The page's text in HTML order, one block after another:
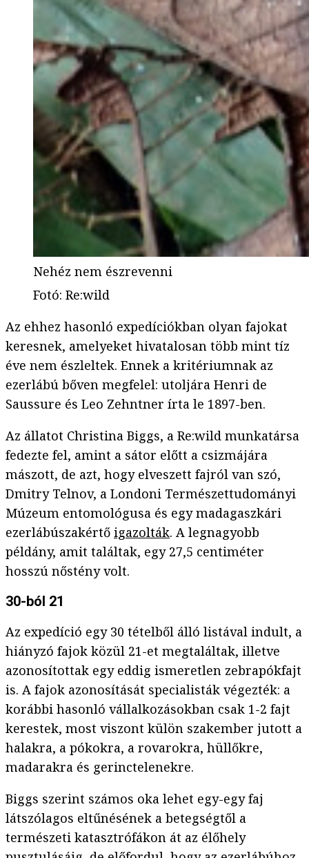
Nehéz nem észrevenni
Fotó: Re:wild
Az ehhez hasonló expedíciókban olyan fajokat
keresnek, amelyeket hivatalosan több mint tíz
éve nem észleltek. Ennek a kritériumnak az
ezerlábú bőven megfelel: utoljára Henri de
Saussure és Leo Zehntner írta le 1897-ben.
Az állatot Christina Biggs, a Re:wild munkatársa
fedezte fel, amint a sátor előtt a csizmájára
mászott, de azt, hogy elveszett fajról van szó,
Dmitry Telnov, a Londoni Természettudományi
Múzeum entomológusa és egy madagaszkári
ezerlábúszakértő igazolták. A legnagyobb
példány, amit találtak, egy 27,5 centiméter
hosszú nőstény volt.
30-ból 21
Az expedíció egy 30 tételből álló listával indult, a
hiányzó fajok közül 21-et megtaláltak, illetve
azonosítottak egy eddig ismeretlen zebrapókfajt
is. A fajok azonosítását specialisták végezték: a
korábbi hasonló vállalkozásokban csak 1-2 fajt
kerestek, most viszont külön szakember jutott a
halakra, a pókokra, a rovarokra, hüllőkre,
madarakra és gerinctelenekre.
Biggs szerint számos oka lehet egy-egy faj
látszólagos eltűnésének a betegségtől a
természeti katasztrófákon át az élőhely